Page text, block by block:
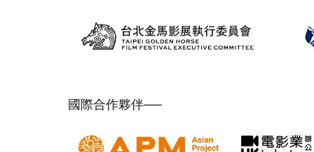
國際合作夥伴──